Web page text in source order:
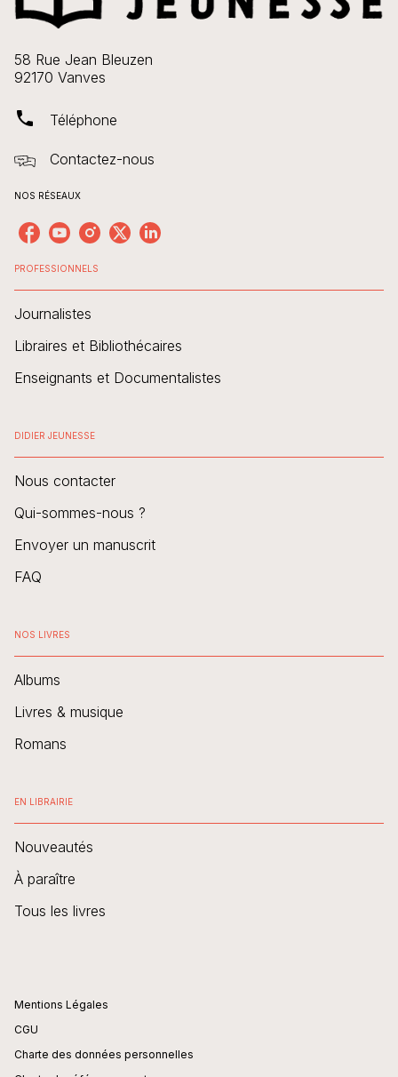
58 Rue Jean Bleuzen
92170 Vanves
phone Téléphone
Contactez-nous
NOS RÉSEAUX
PROFESSIONNELS
Journalistes
Libraires et Bibliothécaires
Enseignants et Documentalistes
DIDIER JEUNESSE
Nous contacter
Qui-sommes-nous ?
Envoyer un manuscrit
FAQ
NOS LIVRES
Albums
Livres & musique
Romans
EN LIBRAIRIE
Nouveautés
À paraître
Tous les livres
Mentions Légales
CGU
Charte des données personnelles